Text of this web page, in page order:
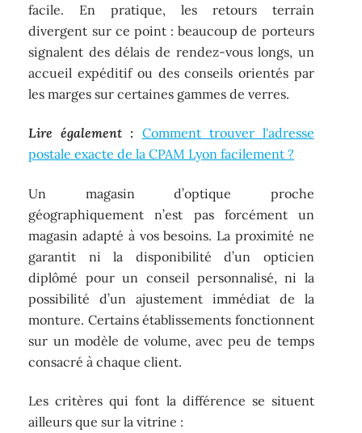
facile. En pratique, les retours terrain
divergent sur ce point : beaucoup de porteurs
signalent des délais de rendez-vous longs, un
accueil expéditif ou des conseils orientés par
les marges sur certaines gammes de verres.
Lire également : Comment trouver l'adresse
postale exacte de la CPAM Lyon facilement ?
Un magasin d’optique proche
géographiquement n’est pas forcément un
magasin adapté à vos besoins. La proximité ne
garantit ni la disponibilité d’un opticien
diplômé pour un conseil personnalisé, ni la
possibilité d’un ajustement immédiat de la
monture. Certains établissements fonctionnent
sur un modèle de volume, avec peu de temps
consacré à chaque client.
Les critères qui font la différence se situent
ailleurs que sur la vitrine :